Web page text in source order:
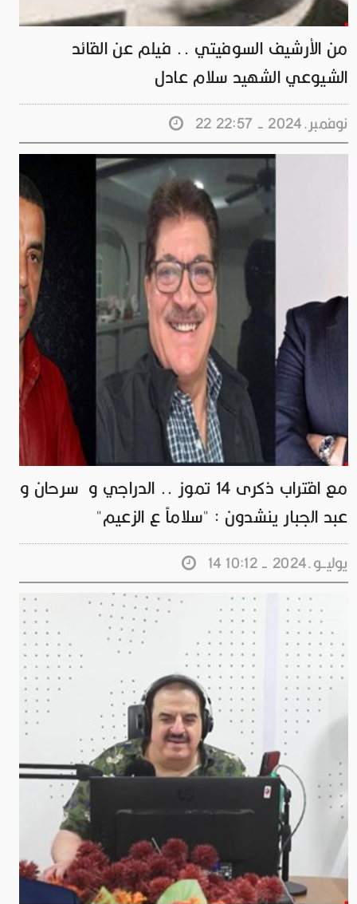
من الأرشيف السوفيتي .. فيلم عن القائد
الشيوعي الشهيد سلام عادل
22 نوفمبر.2024 - 22:57
مع اقتراب ذكرى 14 تموز .. الدراجي و سرحان و
عبد الجبار ينشدون : "سلاماً ع الزعيم"
14 يوليــو.2024 - 10:12